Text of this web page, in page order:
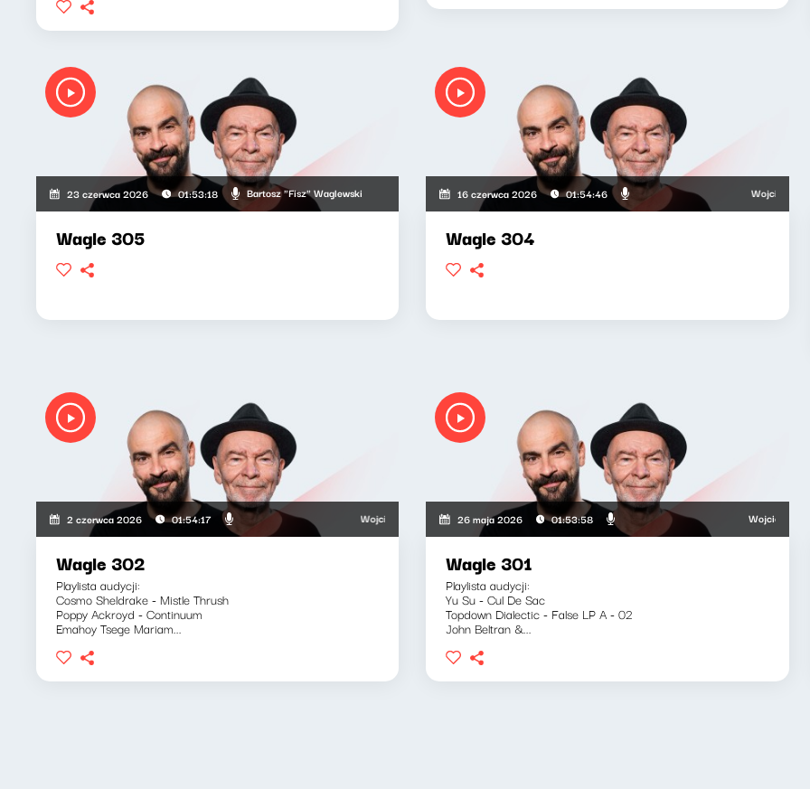
23 czerwca 2026 01:53:18 Bartosz "Fisz" Waglewski
Wagle 305
16 czerwca 2026 01:54:46 Wojciech
Wagle 304
2 czerwca 2026 01:54:17 Wojciech Waglewski, Bartosz "Fisz" Waglewski
Wagle 302
Playlista audycji:
Cosmo Sheldrake - Mistle Thrush
Poppy Ackroyd - Continuum
Emahoy Tsege Mariam...
26 maja 2026 01:53:58 Wojciech
Wagle 301
Playlista audycji:
Yu Su - Cul De Sac
Topdown Dialectic - False LP A - 02
John Beltran &...